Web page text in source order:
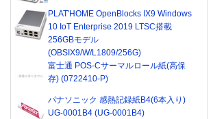
PLAT'HOME OpenBlocks IX9 Windows
10 IoT Enterprise 2019 LTSC搭載
256GBモデル
(OBSIX9/W/L1809/256G)
富士通 POS-Cサーマルロール紙(高保
存) (0722410-P)
パナソニック 感熱記録紙B4(6本入り)
UG-0001B4 (UG-0001B4)